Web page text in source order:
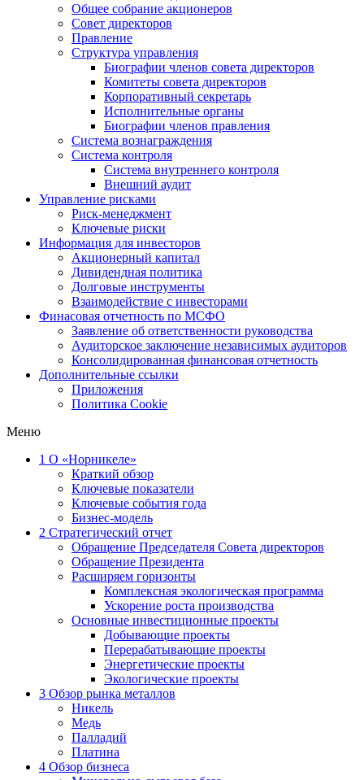
Общее собрание акционеров
Совет директоров
Правление
Структура управления
Биографии членов совета директоров
Комитеты совета директоров
Корпоративный секретарь
Исполнительные органы
Биографии членов правления
Система вознаграждения
Система контроля
Система внутреннего контроля
Внешний аудит
Управление рисками
Риск-менеджмент
Ключевые риски
Информация для инвесторов
Акционерный капитал
Дивидендная политика
Долговые инструменты
Взаимодействие с инвеcторами
Финасовая отчетность по МСФО
Заявление об ответственности руководства
Аудиторское заключение независимых аудиторов
Консолидированная финансовая отчетность
Дополнительные ссылки
Приложения
Политика Cookie
Меню
1 О «Норникеле»
Краткий обзор
Ключевые показатели
Ключевые события года
Бизнес-модель
2 Стратегический отчет
Обращение Председателя Совета директоров
Обращение Президента
Расширяем горизонты
Комплексная экологическая программа
Ускорение роста производства
Основные инвестиционные проекты
Добывающие проекты
Перерабатывающие проекты
Энергетические проекты
Экологические проекты
3 Обзор рынка металлов
Никель
Медь
Палладий
Платина
4 Обзор бизнеса